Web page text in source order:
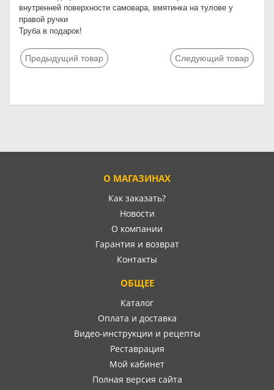
внутренней поверхности самовара, вмятинка на тулове у
правой ручки
Труба в подарок!
Предыдущий товар Следующий товар
О МАГАЗИНАХ
Как заказать?
Новости
О компании
Гарантия и возврат
Контакты
ОБЩЕЕ
Каталог
Оплата и доставка
Видео-инструкции и рецепты
Реставрация
Мой кабинет
Полная версия сайта